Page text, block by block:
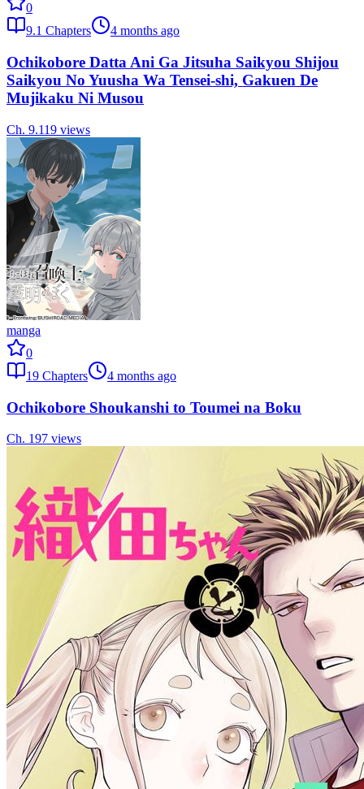
0
9.1 Chapters 4 months ago
Ochikobore Datta Ani Ga Jitsuha Saikyou Shijou
Saikyou No Yuusha Wa Tensei-shi, Gakuen De
Mujikaku Ni Musou
Ch. 9.119 views
manga
0
19 Chapters 4 months ago
Ochikobore Shoukanshi to Toumei na Boku
Ch. 197 views